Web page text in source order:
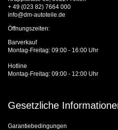
+ 49 (023 82) 7664 000
info@dm-autoteile.de
Öffnungszeiten:
Barverkauf
Montag-Freitag: 09:00 - 16:00 Uhr
Hotline
Montag-Freitag: 09:00 - 12:00 Uhr
Gesetzliche
Garantiebedingungen